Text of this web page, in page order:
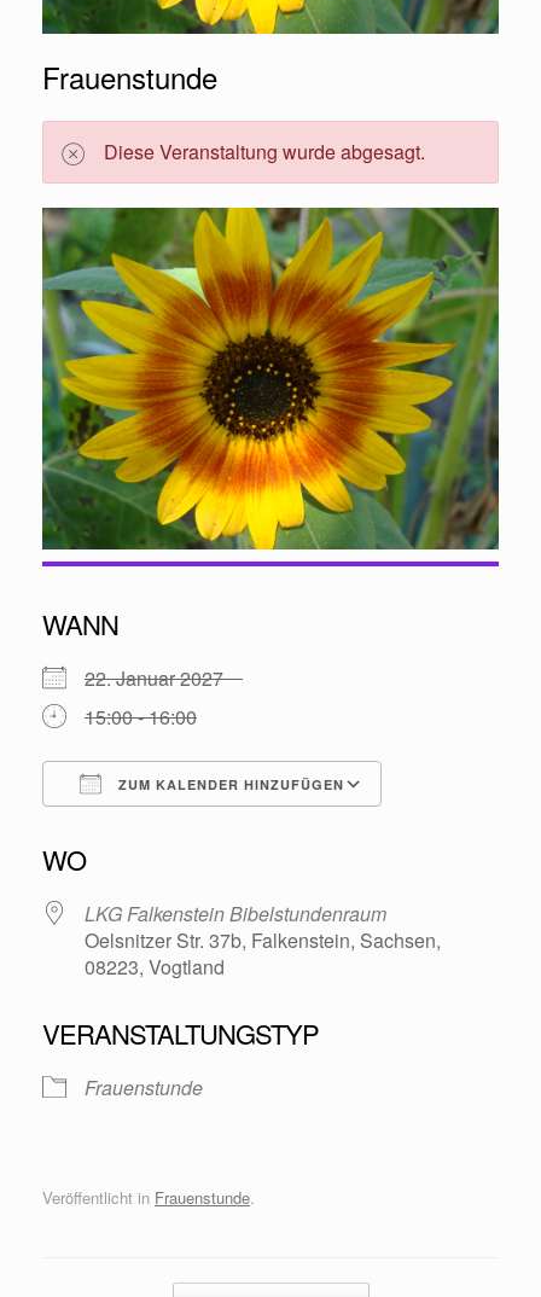
Frauenstunde
Diese Veranstaltung wurde abgesagt.
WANN
22. Januar 2027
15:00 - 16:00
ZUM KALENDER HINZUFÜGEN
WO
LKG Falkenstein Bibelstundenraum
Oelsnitzer Str. 37b, Falkenstein, Sachsen,
08223, Vogtland
VERANSTALTUNGSTYP
Frauenstunde
Veröffentlicht in Frauenstunde.